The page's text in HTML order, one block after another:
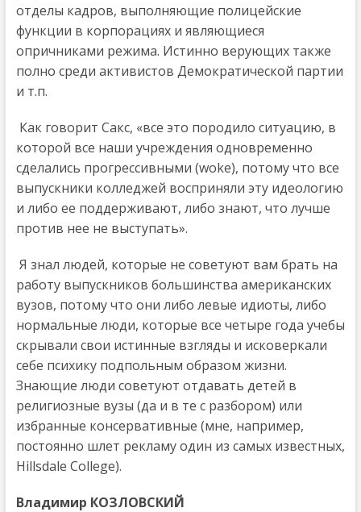
отделы кадров, выполняющие полицейские
функции в корпорациях и являющиеся
опричниками режима. Истинно верующих также
полно среди активистов Демократической партии
и т.п.
Как говорит Сакс, «все это породило ситуацию, в
которой все наши учреждения одновременно
сделались прогрессивными (woke), потому что все
выпускники колледжей восприняли эту идеологию
и либо ее поддерживают, либо знают, что лучше
против нее не выступать».
Я знал людей, которые не советуют вам брать на
работу выпускников большинства американских
вузов, потому что они либо левые идиоты, либо
нормальные люди, которые все четыре года учебы
скрывали свои истинные взгляды и исковеркали
себе психику подпольным образом жизни.
Знающие люди советуют отдавать детей в
религиозные вузы (да и в те с разбором) или
избранные консервативные (мне, например,
постоянно шлет рекламу один из самых известных,
Hillsdale College).
Владимир КОЗЛОВСКИЙ